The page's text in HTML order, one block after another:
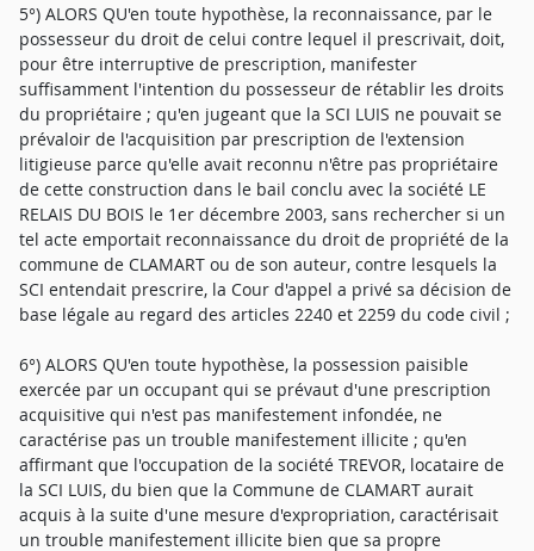
5°) ALORS QU'en toute hypothèse, la reconnaissance, par le
possesseur du droit de celui contre lequel il prescrivait, doit,
pour être interruptive de prescription, manifester
suffisamment l'intention du possesseur de rétablir les droits
du propriétaire ; qu'en jugeant que la SCI LUIS ne pouvait se
prévaloir de l'acquisition par prescription de l'extension
litigieuse parce qu'elle avait reconnu n'être pas propriétaire
de cette construction dans le bail conclu avec la société LE
RELAIS DU BOIS le 1er décembre 2003, sans rechercher si un
tel acte emportait reconnaissance du droit de propriété de la
commune de CLAMART ou de son auteur, contre lesquels la
SCI entendait prescrire, la Cour d'appel a privé sa décision de
base légale au regard des articles 2240 et 2259 du code civil ;
6°) ALORS QU'en toute hypothèse, la possession paisible
exercée par un occupant qui se prévaut d'une prescription
acquisitive qui n'est pas manifestement infondée, ne
caractérise pas un trouble manifestement illicite ; qu'en
affirmant que l'occupation de la société TREVOR, locataire de
la SCI LUIS, du bien que la Commune de CLAMART aurait
acquis à la suite d'une mesure d'expropriation, caractérisait
un trouble manifestement illicite bien que sa propre